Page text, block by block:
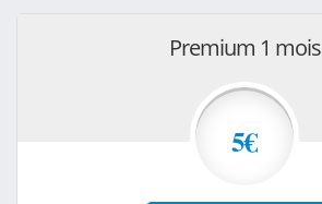
Premium 1 mois
5€